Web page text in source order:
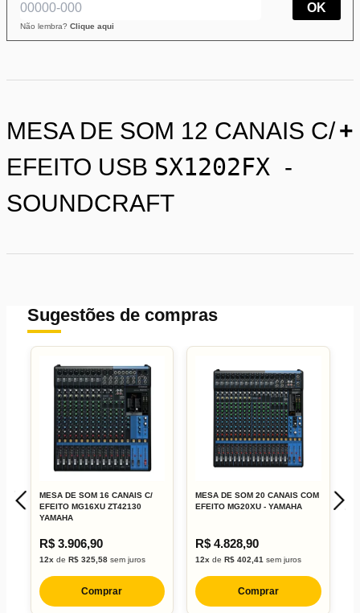
Não lembra? Clique aqui
OK
MESA DE SOM 12 CANAIS C/
EFEITO USB SX1202FX -
SOUNDCRAFT
+
Sugestões de compras
MESA DE SOM 16 CANAIS C/
EFEITO MG16XU ZT42130
YAMAHA
R$ 3.906,90
12x de R$ 325,58sem juros
Comprar
MESA DE SOM 20 CANAIS COM
EFEITO MG20XU - YAMAHA
R$ 4.828,90
12x deR$ 402,41 sem juros
Comprar